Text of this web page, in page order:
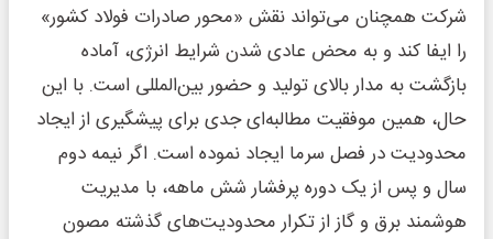
شرکت همچنان می‌تواند نقش «محور صادرات فولاد کشور»
را ایفا کند و به محض عادی شدن شرایط انرژی، آماده
بازگشت به مدار بالای تولید و حضور بین‌المللی است. با این
حال، همین موفقیت مطالبه‌ای جدی برای پیشگیری از ایجاد
محدودیت‌ در فصل سرما ایجاد نموده است. اگر نیمه دوم
سال و پس از یک دوره پرفشار شش ماهه، با مدیریت
هوشمند برق و گاز از تکرار محدودیت‌های گذشته مصون